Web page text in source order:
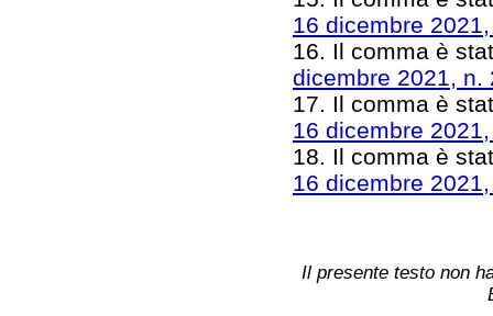
16 dicembre
16. Il comma è
dicembre 2021, n.
17. Il comma è
16 dicembre
18. Il comma è
16 dicembre
Il presente testo non